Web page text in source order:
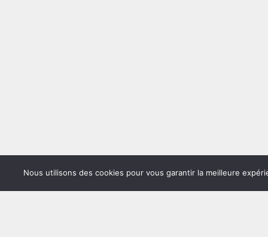
Nous utilisons des cookies pour vous garantir la meilleure